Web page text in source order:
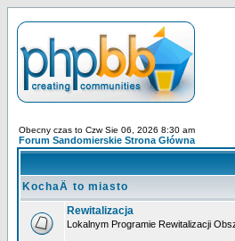
Obecny czas to Czw Sie 06, 2026 8:30 am
Forum Sandomierskie Strona Główna
KochaÄ to miasto
Rewitalizacja
Lokalnym Programie Rewitalizacji